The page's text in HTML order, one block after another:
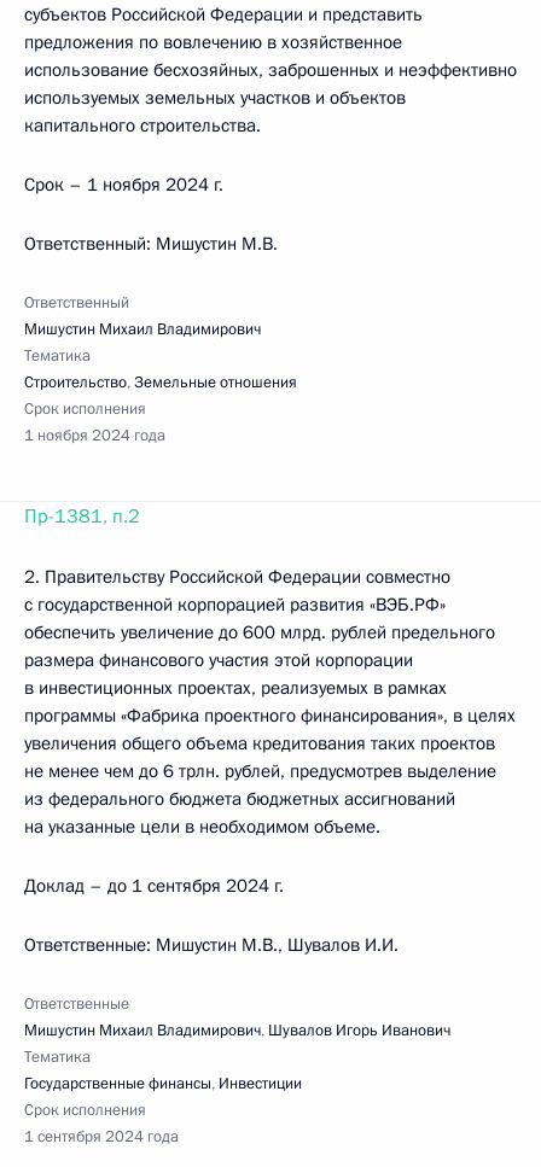
субъектов Российской Федерации и представить
предложения по вовлечению в хозяйственное
использование бесхозяйных, заброшенных и неэффективно
используемых земельных участков и объектов
капитального строительства.
Срок – 1 ноября 2024 г.
Ответственный: Мишустин М.В.
Ответственный
Мишустин Михаил Владимирович
Тематика
Строительство,Земельные отношения
Срок исполнения
1 ноября 2024 года
Пр-1381, п.2
2. Правительству Российской Федерации совместно
с государственной корпорацией развития «ВЭБ.РФ»
обеспечить увеличение до 600 млрд. рублей предельного
размера финансового участия этой корпорации
в инвестиционных проектах, реализуемых в рамках
программы «Фабрика проектного финансирования», в целях
увеличения общего объема кредитования таких проектов
не менее чем до 6 трлн. рублей, предусмотрев выделение
из федерального бюджета бюджетных ассигнований
на указанные цели в необходимом объеме.
Доклад – до 1 сентября 2024 г.
Ответственные: Мишустин М.В., Шувалов И.И.
Ответственные
Мишустин Михаил Владимирович, Шувалов Игорь Иванович
Тематика
Государственные финансы, Инвестиции
Срок исполнения
1 сентября 2024 года